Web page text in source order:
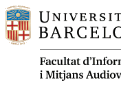
Vés
al
contingut